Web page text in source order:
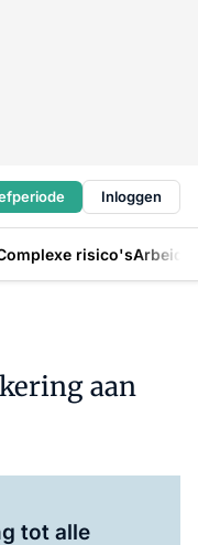
Inloggen
risico's
aan
tot alle